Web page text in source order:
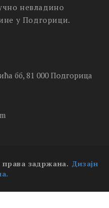
невладино
у Подгорици.
бб, 81 000 Подгорица
задржана. Дизајн